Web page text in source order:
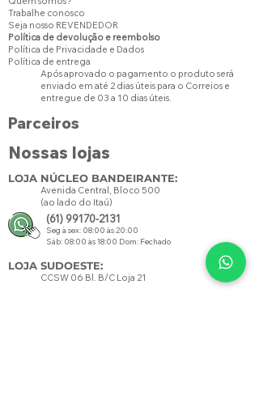
Trabalhe conosco
Seja nosso REVENDEDOR
Política de devolução e reembolso
Política de Privacidade e Dados
Política de entrega
Após aprovado o pagamento o produto será
enviado em até 2 dias úteis para o Correios e
entregue de 03 a 10 dias úteis.
Parceiros
Nossas lojas
LOJA NÚCLEO BANDEIRANTE:
Avenida Central, Bloco 500
(ao lado do Itaú)
(61) 99170-2131
Seg à sex: 08:00 às 20:00
Sáb: 08:00 às 18:00 Dom: Fechado
LOJA SUDOESTE:
CCSW 06 Bl. B/C Loja 21